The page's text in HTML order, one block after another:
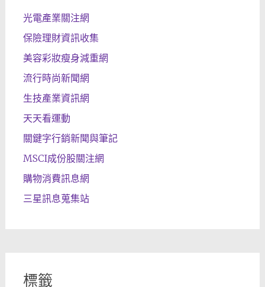
光電產業關注網
保險理財資訊收集
美容彩妝瘦身減重網
流行時尚新聞網
生技產業資訊網
天天看運動
關鍵字行銷新聞與筆記
MSCI成份股關注網
購物消費訊息網
三星訊息蒐集站
標籤